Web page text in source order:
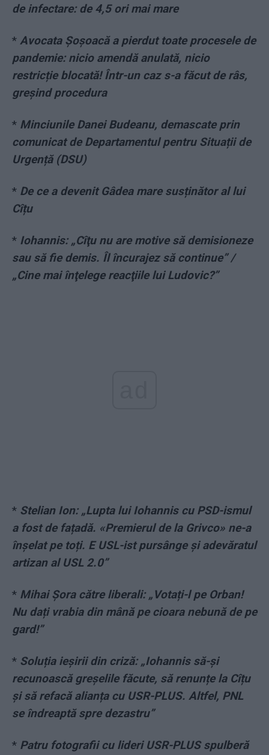
de infectare: de 4,5 ori mai mare
* Avocata Șoșoacă a pierdut toate procesele de
pandemie: nicio amendă anulată, nicio
restricție blocată! Într-un caz s-a făcut de râs,
greșind procedura
* Minciunile Danei Budeanu, demascate prin
comunicat de Departamentul pentru Situații de
Urgență (DSU)
* De ce a devenit Gâdea mare susținător al lui
Cîțu
* Iohannis: „Cîţu nu are motive să demisioneze
sau să fie demis. Îl încurajez să continue” /
„Cine mai înţelege reacţiile lui Ludovic?”
* Stelian Ion: „Lupta lui Iohannis cu PSD-ismul
a fost de fațadă. «Premierul de la Grivco» ne-a
înșelat pe toți. E USL-ist pursânge și adevăratul
artizan al USL 2.0”
* Mihai Șora către liberali: „Votați-l pe Orban!
Nu dați vrabia din mână pe cioara nebună de pe
gard!”
* Soluția ieșirii din criză: „Iohannis să-și
recunoască greșelile făcute, să renunțe la Cîțu
și să refacă alianța cu USR-PLUS. Altfel, PNL
se îndreaptă spre dezastru”
* Patru fotografii cu lideri USR-PLUS spulberă